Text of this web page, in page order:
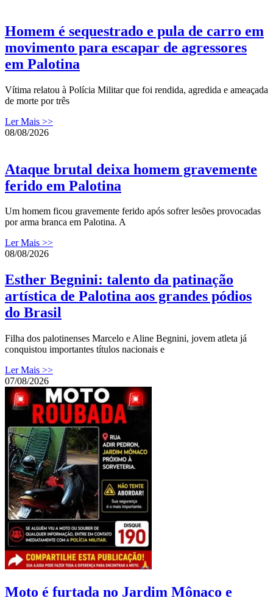
Homem é sequestrado e pula de carro em
movimento para escapar de agressores
em Palotina
Vítima relatou à Polícia Militar que foi rendida, agredida e ameaçada
de morte por três
Ler Mais >>
08/08/2026
Ataque brutal deixa homem gravemente
ferido em Palotina
Um homem ficou gravemente ferido após sofrer lesões provocadas
por arma branca em Palotina. A
Ler Mais >>
08/08/2026
Esther Begnini: talento da patinação
artística de Palotina aos grandes pódios
do Brasil
Filha dos palotinenses Marcelo e Aline Begnini, jovem atleta já
conquistou importantes títulos nacionais e
Ler Mais >>
07/08/2026
Moto é furtada no Jardim Mônaco e